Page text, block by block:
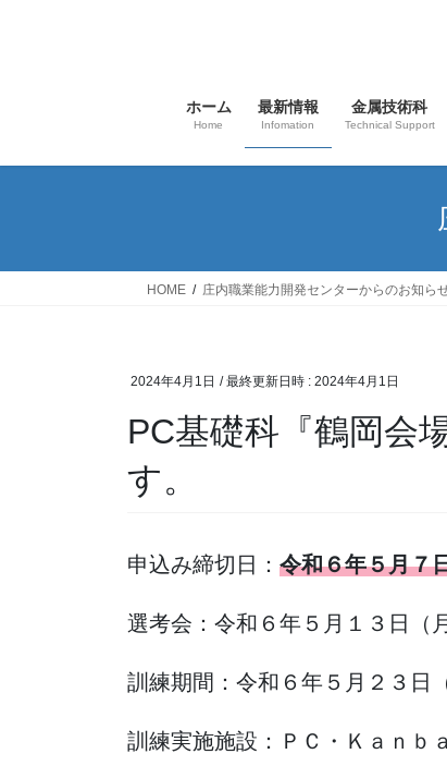
ス
ン
ホーム
Home
最新情報
Infomation
金属技術科
Technical Support
HOME 庄内職業能力開発センターからのお知ら
2024年4月1日 / 最終更新日時 : 2024年4月1日
PC基礎科『鶴岡会
す。
申込み締切日： 令和６年５月７
選考会：令和６年５月１３日（月
訓練期間：令和６年５月２３日
訓練実施施設：ＰＣ・Ｋａｎｂ